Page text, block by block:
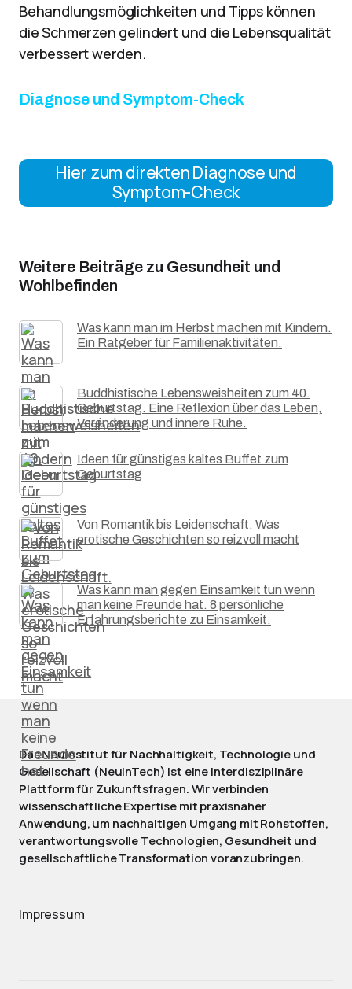
Behandlungsmöglichkeiten und Tipps können
die Schmerzen gelindert und die Lebensqualität
verbessert werden.
Diagnose und Symptom-Check
Hier zum direkten Diagnose und
Symptom-Check
Weitere Beiträge zu Gesundheit und
Wohlbefinden
Was kann man im Herbst machen mit Kindern.
Ein Ratgeber für Familienaktivitäten.
Buddhistische Lebensweisheiten zum 40.
Geburtstag. Eine Reflexion über das Leben,
Veränderung und innere Ruhe.
Ideen für günstiges kaltes Buffet zum
Geburtstag
Von Romantik bis Leidenschaft. Was
erotische Geschichten so reizvoll macht
Was kann man gegen Einsamkeit tun wenn
man keine Freunde hat. 8 persönliche
Erfahrungsberichte zu Einsamkeit.
Das NeuInstitut für Nachhaltigkeit, Technologie und
Gesellschaft (NeuInTech) ist eine interdisziplinäre
Plattform für Zukunftsfragen. Wir verbinden
wissenschaftliche Expertise mit praxisnaher
Anwendung, um nachhaltigen Umgang mit Rohstoffen,
verantwortungsvolle Technologien, Gesundheit und
gesellschaftliche Transformation voranzubringen.
Impressum